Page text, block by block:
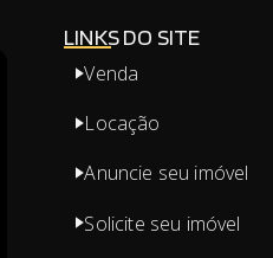
LINKS DO SITE
Venda
Locação
Anuncie seu imóvel
Solicite seu imóvel